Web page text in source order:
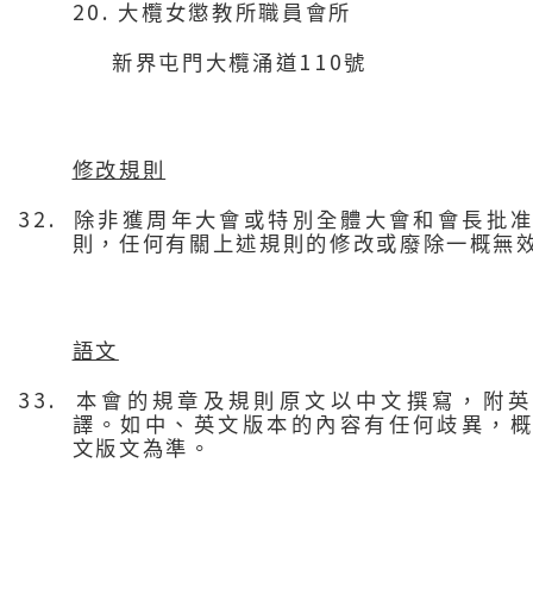
20. 大欖女懲教所職員會所
新界屯門大欖涌道 110號
修改規則
32.
除非獲周年大會或特別全體大會和會長批
則，任何有關上述規則的修改或廢除一概無
語文
33.
本會的規章及規則原文以中文撰寫，附
譯。如中、英文版本的內容有任何歧異，
文版文為準。